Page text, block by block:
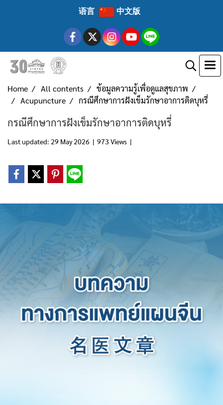
语言 中文版
Home All contents
ข้อมูลความรู้เพื่อดูแลสุขภาพ
Acupuncture
กรณีศึกษาการฝังเข็มรักษาอาการติดบุหรี่
กรณีศึกษาการฝังเข็มรักษาอาการติดบุหรี่
Last updated: 29 May 2026 | 973 Views |